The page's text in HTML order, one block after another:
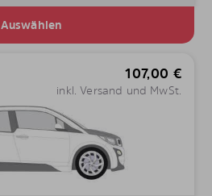
Auswählen
107,00 €
inkl. Versand und MwSt.